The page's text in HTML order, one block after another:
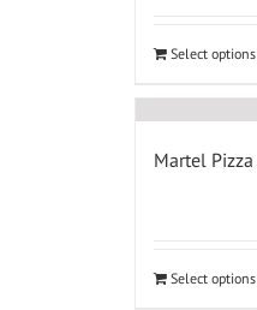
Select options
Martel Pizza
Select options